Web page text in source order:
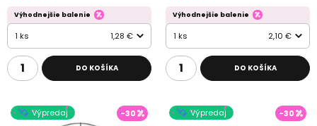
Výhodnejšie balenie
1 ks 1,28 €
DO KOŠÍKA
Výhodnejšie balenie
1 ks 2,10 €
DO KOŠÍKA
Výpredaj -30 Výpredaj -30